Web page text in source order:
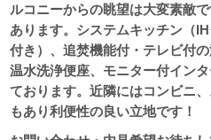
ルコニーからの眺望は大変素敵
あります。システムキッチン（
付き）、追焚機能付・テレビ付
温水洗浄便座、モニター付イン
ております。近隣にはコンビニ
もあり利便性の良い立地です！